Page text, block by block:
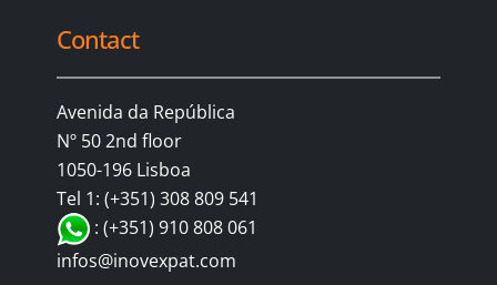
Contact
Avenida da República
Nº 50 2nd floor
1050-196 Lisboa
Tel 1: (+351) 308 809 541
: (+351) 910 808 061
infos@inovexpat.com